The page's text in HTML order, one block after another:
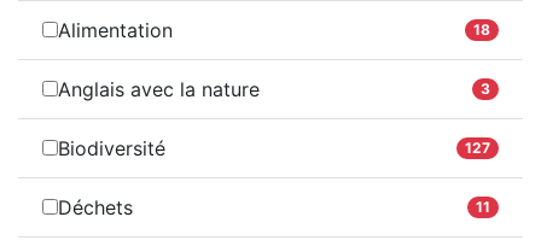
Alimentation 18
Anglais avec la nature 3
Biodiversité 127
Déchets 11